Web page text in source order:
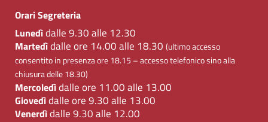
Orari Segreteria
Lunedìdalle 9.30 alle 12.30
Martedìdalle ore 14.00 alle 18.30 (ultimo accesso
consentito in presenza ore 18.15 – accesso telefonico sino alla
chiusura delle 18.30)
Mercoledìdalle ore 11.00 alle 13.00
Giovedìdalle ore 9.30 alle 13.00
Venerdìdalle 9.30 alle 12.00